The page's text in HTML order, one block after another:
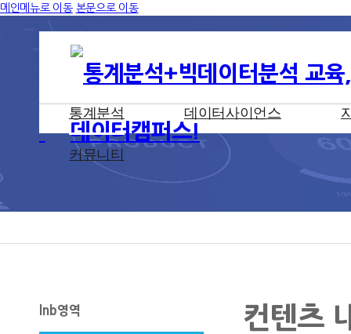
메인메뉴로 이동 본문으로 이동
통계분석 데이터사이언스
커뮤니티
lnb영역 컨텐츠